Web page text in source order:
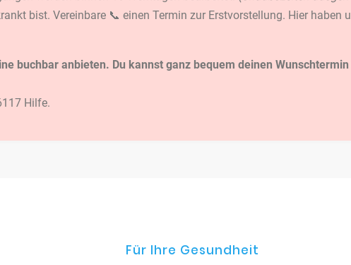
bist. Vereinbare 📞 einen Termin zur Erstvorstellung. Hier haben
buchbar anbieten. Du kannst ganz bequem deinen
Hilfe.
Für Ihre Gesundheit